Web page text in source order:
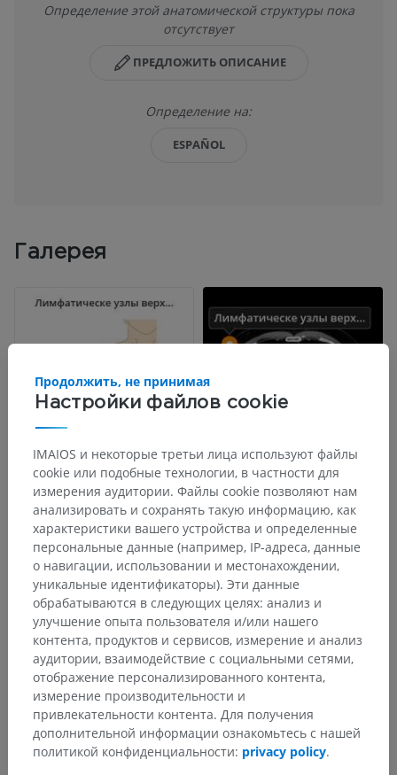
Определение этой анатомической структуры пока
отсутствует
ПРЕДЛОЖИТЬ ОПИСАНИЕ
Определение на:
ESPAÑOL
Галерея
Анатомическая иерархия
Анатомия человека 2
Анатомия человека 1
Системная анатомия> Лимфоидная система>
Вторичные лимфоидные органы>
Лимфатический узел>
Лимфатическе узлы верхней конечности
Основные структуры:
Настройки файлов cookie
Продолжить, не принимая
IMAIOS и некоторые третьи лица используют файлы
cookie или подобные технологии, в частности для
измерения аудитории. Файлы cookie позволяют нам
анализировать и сохранять такую информацию, как
характеристики вашего устройства и определенные
персональные данные (например, IP-адреса, данные
о навигации, использовании и местонахождении,
уникальные идентификаторы). Эти данные
обрабатываются в следующих целях: анализ и
улучшение опыта пользователя и/или нашего
контента, продуктов и сервисов, измерение и анализ
аудитории, взаимодействие с социальными сетями,
отображение персонализированного контента,
измерение производительности и
привлекательности контента. Для получения
дополнительной информации ознакомьтесь с нашей
политикой конфиденциальности: privacy policy.